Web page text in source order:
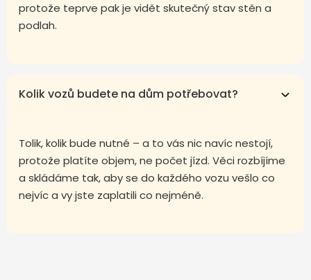
protože teprve pak je vidět skutečný stav stěn a
podlah.
Kolik vozů budete na dům potřebovat?
Tolik, kolik bude nutné – a to vás nic navíc nestojí,
protože platíte objem, ne počet jízd. Věci rozbíjíme
a skládáme tak, aby se do každého vozu vešlo co
nejvíc a vy jste zaplatili co nejméně.